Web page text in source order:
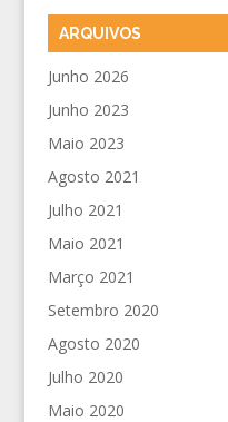
ARQUIVOS
Junho 2026
Junho 2023
Maio 2023
Agosto 2021
Julho 2021
Maio 2021
Março 2021
Setembro 2020
Agosto 2020
Julho 2020
Maio 2020